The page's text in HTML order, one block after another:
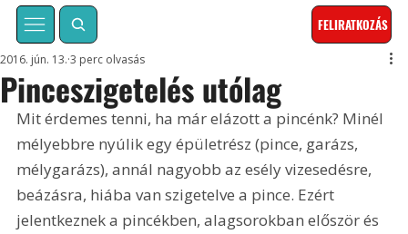
FELIRATKOZÁS
Pinceszigetelés utólag
2016. jún. 13. 3 perc olvasás
Mit érdemes tenni, ha már elázott a pincénk? Minél
mélyebbre nyúlik egy épületrész (pince, garázs,
mélygarázs), annál nagyobb az esély vizesedésre,
beázásra, hiába van szigetelve a pince. Ezért
jelentkeznek a pincékben, alagsorokban először és